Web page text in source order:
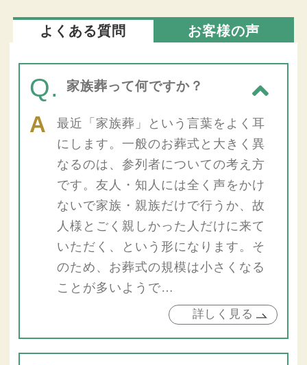
よくある質問 お客様の声
Q. 家族葬って何ですか？
最近「家族葬」という言葉をよく耳
にします。一般のお葬式と大きく異
なるのは、参列者についての考え方
です。友人・知人には全く声をかけ
ないで家族・親族だけで行うか、故
人様とごく親しかった人だけに来て
いただく、という形になります。そ
のため、お葬式の規模は小さくなる
ことが多いようで…
詳しく見る